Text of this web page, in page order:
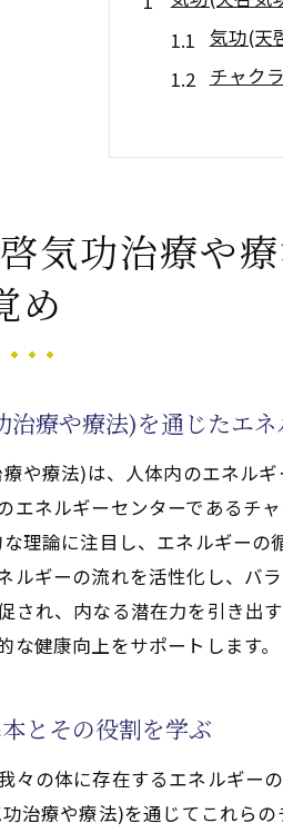
気功(天
チャク
気功(
呼吸法
気功(天
クンダリニ
気功(天
実践者
クンダ
気功(天啓気
気功(天
チャク
エネル
瞑想を
日常生
クンダリニ
気功治療や
め
治療や療法)を通じたエ
や療法)は、人体内のエネル
エネルギーセンターであるチ
理論に注目し、エネルギー
ルギーの流れを活性化し、バ
され、内なる潜在力を引き出
な健康向上をサポートします。
とその役割を学ぶ
々の体に存在するエネルギー
治療や療法)を通じてこれら